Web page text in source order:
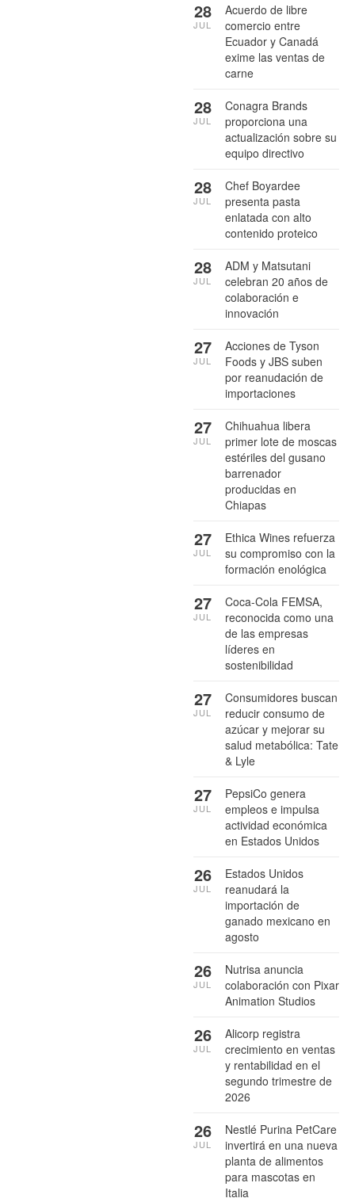
Acuerdo de libre
comercio entre
Ecuador y Canadá
exime las ventas de
carne
28
JUL
Conagra Brands
proporciona una
actualización sobre su
equipo directivo
28
JUL
Chef Boyardee
presenta pasta
enlatada con alto
contenido proteico
28
JUL
ADM y Matsutani
celebran 20 años de
colaboración e
innovación
28
JUL
Acciones de Tyson
Foods y JBS suben
por reanudación de
importaciones
27
JUL
Chihuahua libera
primer lote de moscas
estériles del gusano
barrenador
producidas en
Chiapas
27
JUL
Ethica Wines refuerza
su compromiso con la
formación enológica
27
JUL
Coca-Cola FEMSA,
reconocida como una
de las empresas
líderes en
sostenibilidad
27
JUL
Consumidores buscan
reducir consumo de
azúcar y mejorar su
salud metabólica: Tate
& Lyle
27
JUL
PepsiCo genera
empleos e impulsa
actividad económica
en Estados Unidos
27
JUL
Estados Unidos
reanudará la
importación de
ganado mexicano en
agosto
26
JUL
Nutrisa anuncia
colaboración con Pixar
Animation Studios
26
JUL
Alicorp registra
crecimiento en ventas
y rentabilidad en el
segundo trimestre de
2026
26
JUL
Nestlé Purina PetCare
invertirá en una nueva
planta de alimentos
para mascotas en
Italia
26
JUL